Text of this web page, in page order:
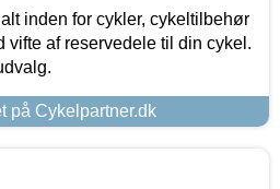
inden for cykler, cykeltilbehør
vifte af reservedele til din cykel.
på Cykelpartner.dk